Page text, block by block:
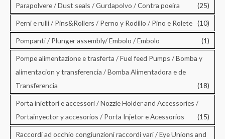
Parapolvere / Dust seals / Gurdapolvo / Contra poeira (25)
Perni e rulli / Pins&Rollers / Perno y Rodillo / Pino e Rolete (10)
Pompanti / Plunger assembly/ Embolo / Embolo (1)
Pompe alimentazione e trasferta / Fuel feed Pumps / Bomba y
alimentacion y transferencia / Bomba Alimentadora e de
Transferencia
(18)
Porta iniettori e accessori / Nozzle Holder and Accessories /
Portainyector y accesorios / Porta Injetor e Acessorios
(15)
Raccordi ad occhio congiunzioni raccordi vari / Eye Unions and